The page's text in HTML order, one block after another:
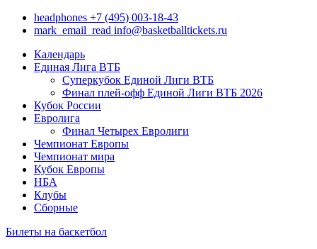
headphones +7 (495) 003-18-43
mark_email_read info@basketballtickets.ru
Календарь
Единая Лига ВТБ
Суперкубок Единой Лиги ВТБ
Финал плей-офф Единой Лиги ВТБ 2026
Кубок России
Евролига
Финал Четырех Евролиги
Чемпионат Европы
Чемпионат мира
Кубок Европы
НБА
Клубы
Сборные
Билеты на баскетбол